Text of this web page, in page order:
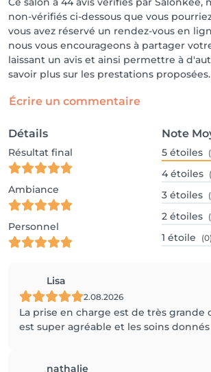
non-vérifiés ci-dessous que vous
vous avez réservé un rendez-vous en
nous vous encourageons à partager
laissant un avis et ainsi permettre à
savoir plus sur les prestations proposées.
Écrire un commentaire
Détails
Résultat final
Ambiance
Personnel
Note
5 étoiles
4 étoiles
3 étoiles
2 étoiles
1 étoile (0)
Lisa
2.08.2026
La prise en charge est de très grande
est super agréable et les soins
nathalie